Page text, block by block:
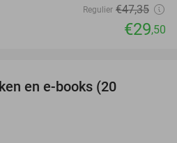
Regulier €47,35
€29,50
en e-books (20